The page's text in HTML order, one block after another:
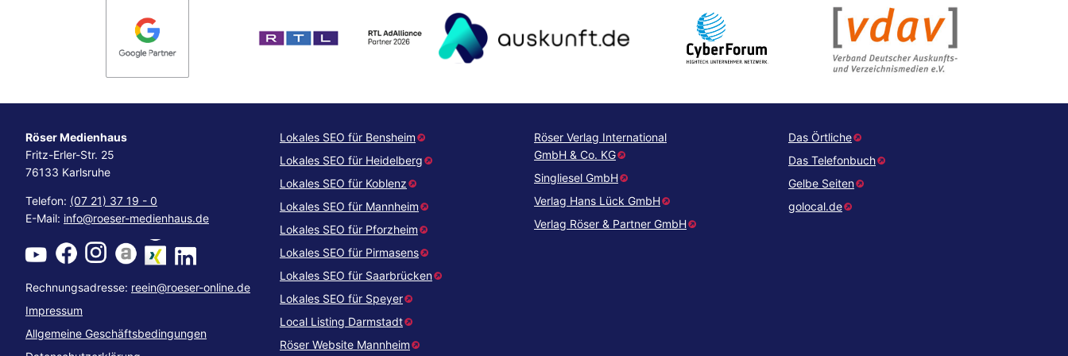
Röser Medienhaus
Fritz-Erler-Str. 25
76133 Karlsruhe
Telefon: (07 21) 37 19 - 0
E-Mail: info@roeser-medienhaus.de
Rechnungsadresse: reein@roeser-online.de
Impressum
Allgemeine Geschäftsbedingungen
Lokales SEO für Bensheim
Lokales SEO für Heidelberg
Lokales SEO für Koblenz
Lokales SEO für Mannheim
Lokales SEO für Pforzheim
Lokales SEO für Pirmasens
Lokales SEO für Saarbrücken
Lokales SEO für Speyer
Local Listing Darmstadt
Röser Website Mannheim
Röser Verlag International
GmbH & Co. KG
Singliesel GmbH
Verlag Hans Lück GmbH
Verlag Röser & Partner GmbH
Das Örtliche
Das Telefonbuch
Gelbe Seiten
golocal.de